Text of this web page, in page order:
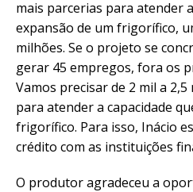
mais parcerias para atender
expansão de um frigorífico,
milhões. Se o projeto se
gerar 45 empregos, fora os
Vamos precisar de 2 mil a
para atender a capacidade
frigorífico. Para isso, Inácio
crédito com as instituições
O produtor agradeceu a